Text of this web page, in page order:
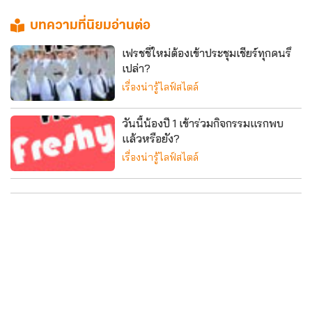
บทความที่นิยมอ่านต่อ
เฟรชชี่ใหม่ต้องเข้าประชุมเชียร์ทุกคนรึ
เปล่า?
เรื่องน่ารู้ไลฟ์สไตล์
วันนี้น้องปี 1 เข้าร่วมกิจกรรมแรกพบ
แล้วหรือยัง?
เรื่องน่ารู้ไลฟ์สไตล์